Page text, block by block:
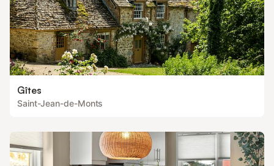
Gîtes
Saint-Jean-de-Monts